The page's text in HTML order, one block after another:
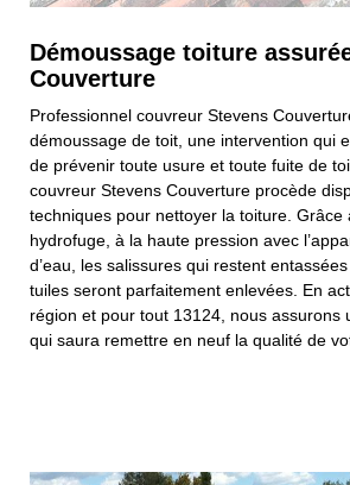
Démoussage toiture
Couverture
Professionnel couvreur Stevens
démoussage de toit, une intervention qui
de prévenir toute usure et toute fuite de
couvreur Stevens Couverture procède
techniques pour nettoyer la toiture. Grâce
hydrofuge, à la haute pression avec
d’eau, les salissures qui restent
tuiles seront parfaitement enlevées. En
région et pour tout 13124, nous assurons
qui saura remettre en neuf la qualité de